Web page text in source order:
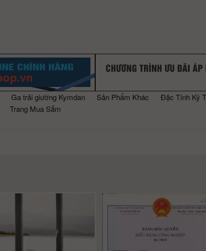
Ga trải giường Kymdan Sản Phẩm Khác Đặc Tính Kỹ
Trang Mua Sắm